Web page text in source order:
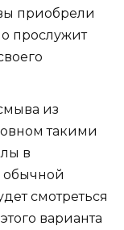
приобрели
прослужит
из
такими
в
обычной
смотреться
варианта